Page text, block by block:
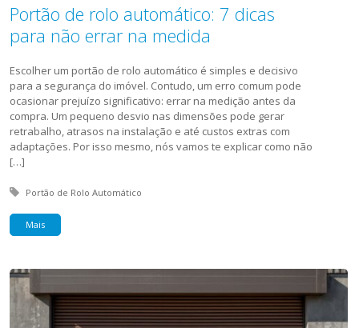
Portão de rolo automático: 7 dicas
para não errar na medida
Escolher um portão de rolo automático é simples e decisivo
para a segurança do imóvel. Contudo, um erro comum pode
ocasionar prejuízo significativo: errar na medição antes da
compra. Um pequeno desvio nas dimensões pode gerar
retrabalho, atrasos na instalação e até custos extras com
adaptações. Por isso mesmo, nós vamos te explicar como não
[…]
Tagged with:
Portão de Rolo Automático
Mais